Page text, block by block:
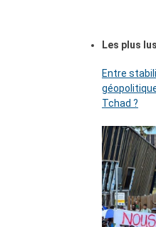
Les plus lus
Entre
Tchad ?